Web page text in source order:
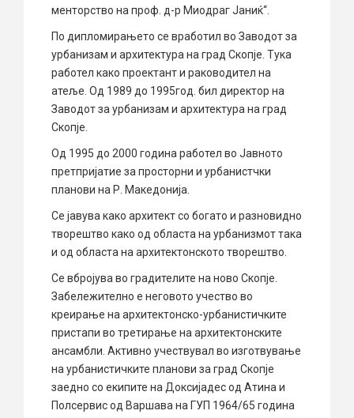
менторство на проф. д-р Миодраг Јаниќ“.
По дипломирањето се вработил во Заводот за
урбанизам и архитектура на град Скопје. Тука
работел како проектант и раководител на
атеље. Од 1989 до 1995год. бил директор на
Заводот за урбанизам и архитектура на град
Скопје.
Од 1995 до 2000 година работел во Јавното
претпријатие за просторни и урбанистчки
планови на Р. Македонија.
Се јавува како архитект со богато и разновидно
творештво како од областа на урбанизмот така
и од областа на архитектонското творештво.
Се вбројува во градителите на ново Скопје.
Забележително е неговото учество во
креирање на архитектонско-урбанистичките
пристапи во третирање на архитектонските
ансамбли. Активно учествувал во изготвување
на урбанистичките планови за град Скопје
заедно со екипите на Доксијадес од Атина и
Полсервис од Варшава на ГУП 1964/65 година